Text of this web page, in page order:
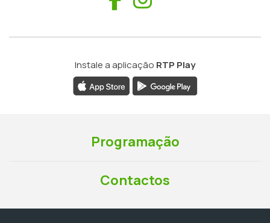
Instale a aplicação RTP Play
Programação
Contactos